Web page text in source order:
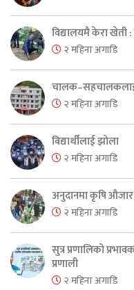
विद्यालयमै केरा खेती :
२ महिना अगाडि
चालक–सहचालकलाई
२ महिना अगाडि
विद्यार्थीलाई झोला
२ महिना अगाडि
अनुदानमा कृषि
२ महिना अगाडि
सुत्र प्रणालिको
प्रणाली
२ महिना अगाडि